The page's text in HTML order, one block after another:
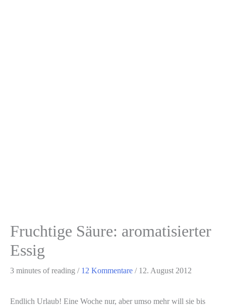
Fruchtige Säure: aromatisierter
Essig
3 minutes of reading / 12 Kommentare / 12. August 2012
Endlich Urlaub! Eine Woche nur, aber umso mehr will sie bis